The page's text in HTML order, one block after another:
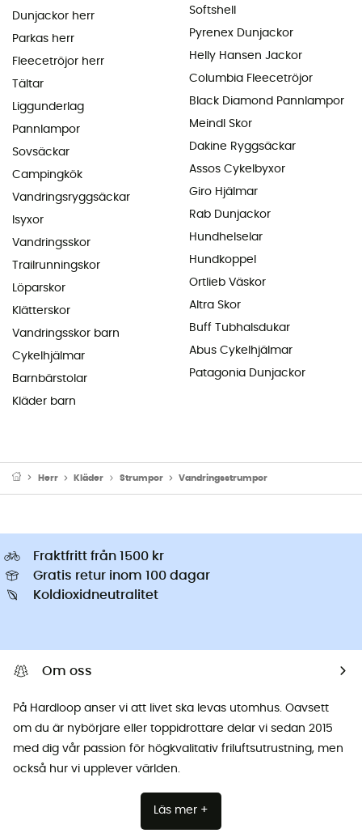
Dunjackor herr
Parkas herr
Fleecetröjor herr
Tältar
Liggunderlag
Pannlampor
Sovsäckar
Campingkök
Vandringsryggsäckar
Isyxor
Vandringsskor
Trailrunningskor
Löparskor
Klätterskor
Vandringsskor barn
Cykelhjälmar
Barnbärstolar
Kläder barn
Softshell
Pyrenex Dunjackor
Helly Hansen Jackor
Columbia Fleecetröjor
Black Diamond Pannlampor
Meindl Skor
Dakine Ryggsäckar
Assos Cykelbyxor
Giro Hjälmar
Rab Dunjackor
Hundhelselar
Hundkoppel
Ortlieb Väskor
Altra Skor
Buff Tubhalsdukar
Abus Cykelhjälmar
Patagonia Dunjackor
Herr Kläder Strumpor Vandringsstrumpor
Fraktfritt från 1500 kr
Gratis retur inom 100 dagar
Koldioxidneutralitet
Om oss
På Hardloop anser vi att livet ska levas utomhus. Oavsett
om du är nybörjare eller toppidrottare delar vi sedan 2015
med dig vår passion för högkvalitativ friluftsutrustning, men
också hur vi upplever världen.
Läs mer +